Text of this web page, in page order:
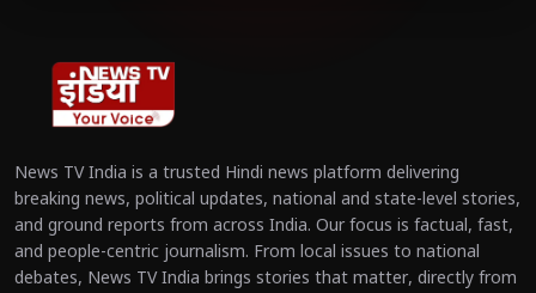
News TV India is a trusted Hindi news platform delivering
breaking news, political updates, national and state-level stories,
and ground reports from across India. Our focus is factual, fast,
and people-centric journalism. From local issues to national
debates, News TV India brings stories that matter, directly from